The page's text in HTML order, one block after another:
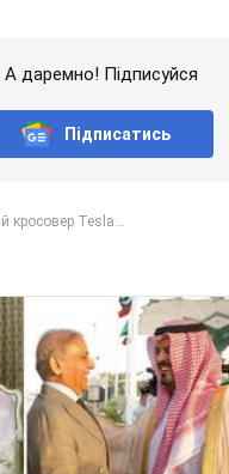
даремно! Підписуйся
Підписатись
Tesla...